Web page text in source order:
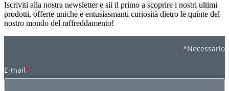
Iscriviti alla nostra newsletter e sii il primo a scoprire i nostri ultimi
prodotti, offerte uniche e entusiasmanti curiosità dietro le quinte del
nostro mondo del raffreddamento!
*Necessario
E-mail*